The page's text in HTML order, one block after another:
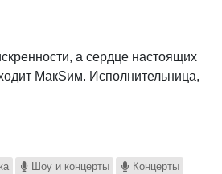
а сердце настоящих
МакSим. Исполнительница,
Шоу и концерты Концерты